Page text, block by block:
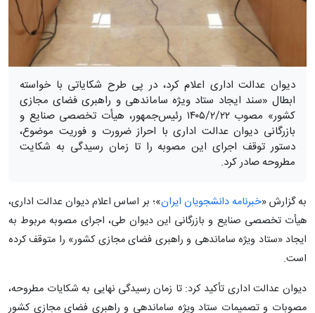
دیوان عدالت اداری اعلام کرد، در پی طرح شکایاتی با خواسته
ابطال «سند ایجاد ستاد ویژه ساماندهی و راهبری فضای مجازی
کشور» مصوب ۱۴۰۵/۲/۲۲ رئیس‌جمهور، هیأت تخصصی صنایع و
بازرگانی دیوان عدالت اداری با احراز ضرورت و فوریت موضوع،
دستور توقف اجرای این مصوبه را تا زمان رسیدگی به شکایت
مطروحه صادر کرد.
به گزارش «خبرنامه دانشجویان ایران»؛ بر اساس اعلام دیوان عدالت اداری،
هیأت تخصصی صنایع و بازرگانی این دیوان طی، اجرای مصوبه مربوط به
ایجاد «ستاد ویژه ساماندهی و راهبری فضای مجازی کشور» را متوقف کرده
است.
دیوان عدالت اداری تأکید کرد: تا زمان رسیدگی نهایی به شکایات مطروحه،
مصوبات و تصمیمات ستاد ویژه ساماندهی و راهبری فضای مجازی کشور